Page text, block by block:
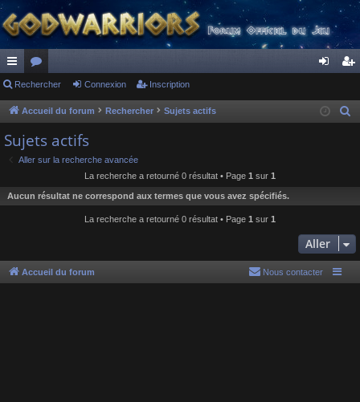
ac
co
ur
ci
or
u
s
ne cri
Rechercher Connexion Inscription
Accueil du forum Rechercher Sujets actifs
h
e
Sujets actifs
Aller sur la recherche avancée
La recherche a retourné 0 résultat • Page 1 sur 1
Aucun résultat ne correspond aux termes que vous avez spécifiés.
La recherche a retourné 0 résultat • Page 1 sur 1
Aller
Accueil du forum Nous contacter